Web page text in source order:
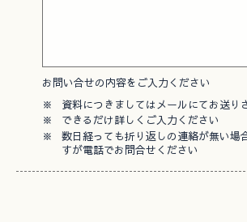
お問い合せの内容をご入力ください
※
資料につきましてはメールにてお送り
※
できるだけ詳しくご入力ください
※
数日経っても折り返しの連絡が無い場
すが電話でお問合せください